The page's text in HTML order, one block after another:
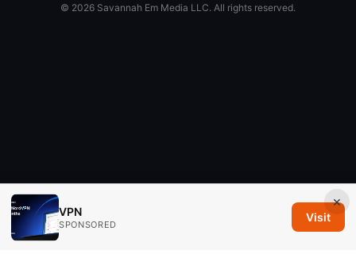
×
VPN
SPONSORED
Visit
© 2026 Savannah Em Media LLC. All rights reserved.